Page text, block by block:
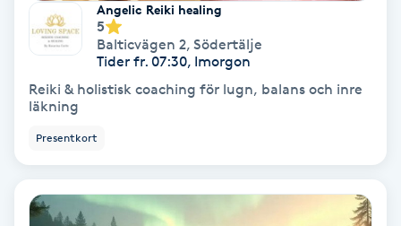
Nagelförlängning akryl
Angelic Reiki healing
5
Balticvägen 2, Södertälje
Tider fr. 07:30, Imorgon
Reiki & holistisk coaching för lugn, balans och inre
läkning
Presentkort